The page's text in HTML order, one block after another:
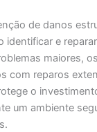
de danos
identificar e
maiores,
com reparos
o
um ambiente